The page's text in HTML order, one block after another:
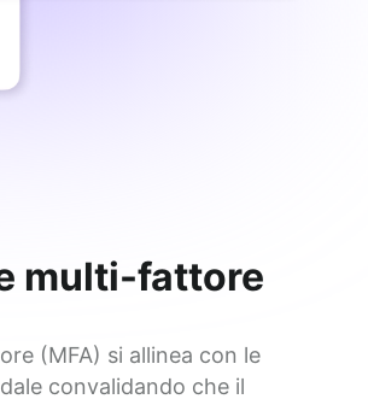
multi-fattore
(MFA) si allinea con le
convalidando che il